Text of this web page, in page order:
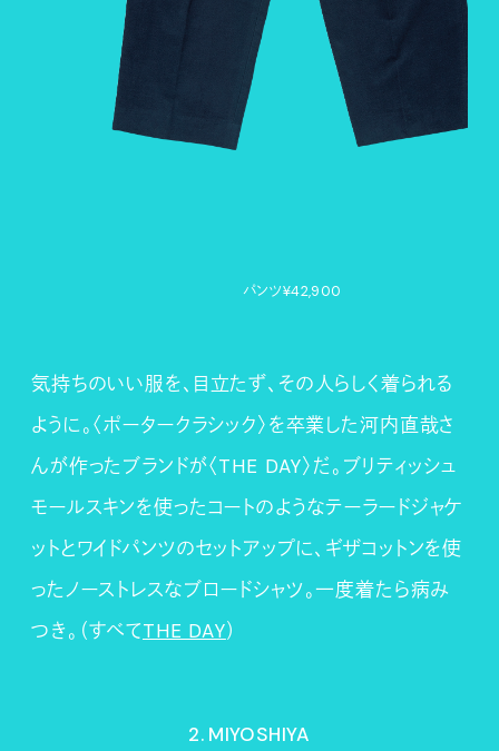
パンツ¥42,900
気持ちのいい服を、目立たず、その人らしく着られる
ように。〈ポータークラシック〉を卒業した河内直哉さ
んが作ったブランドが〈THE DAY〉だ。ブリティッシュ
モールスキンを使ったコートのようなテーラードジャケ
ットとワイドパンツのセットアップに、ギザコットンを使
ったノーストレスなブロードシャツ。一度着たら病み
つき。（すべてTHE DAY）
2. MIYOSHIYA